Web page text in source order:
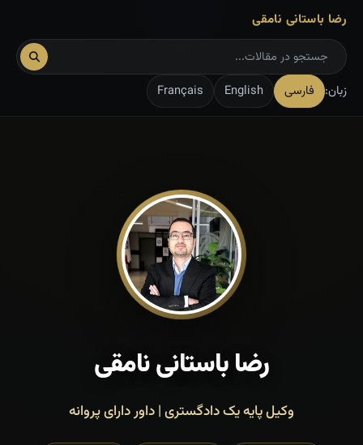
رضا باستانی نامقی
زبان: فارسی English
Français
رضا باستانی نامقی
وکیل پایه یک دادگستری | داور دارای پروانه